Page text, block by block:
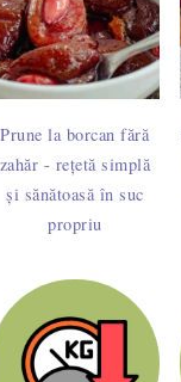
Prune la borcan fără
zahăr - rețetă simplă
și sănătoasă în suc
propriu